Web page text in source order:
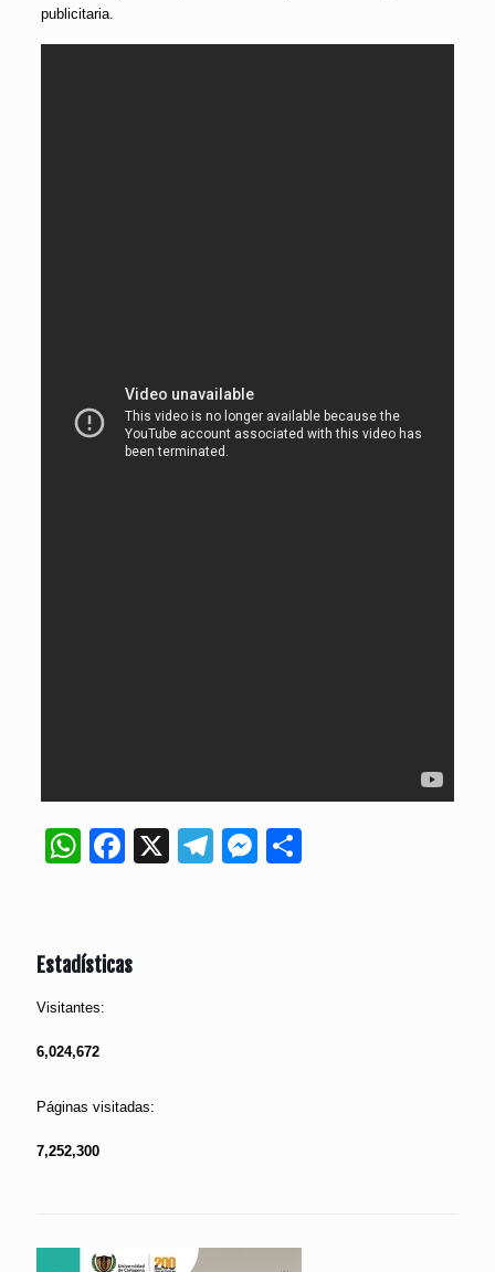
publicitaria.
WhatsApp
Facebook
X Telegram
Messenger
Estadísticas
Visitantes:
6,024,672
Páginas visitadas:
7,252,300